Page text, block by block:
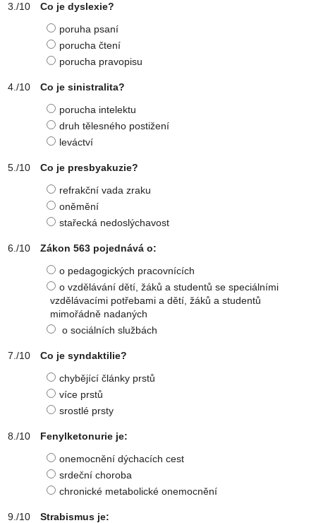
Co je dyslexie?
poruha psaní
porucha čtení
porucha pravopisu
Co je sinistralita?
porucha intelektu
druh tělesného postižení
leváctví
Co je presbyakuzie?
refrakční vada zraku
oněmění
stařecká nedoslýchavost
Zákon 563 pojednává o:
o pedagogických pracovnících
o vzdělávání dětí, žáků a studentů se speciálními
vzdělávacími potřebami a dětí, žáků a studentů
mimořádně nadaných
o sociálních službách
Co je syndaktilie?
chybějící články prstů
více prstů
srostlé prsty
Fenylketonurie je:
onemocnění dýchacích cest
srdeční choroba
chronické metabolické onemocnění
Strabismus je: